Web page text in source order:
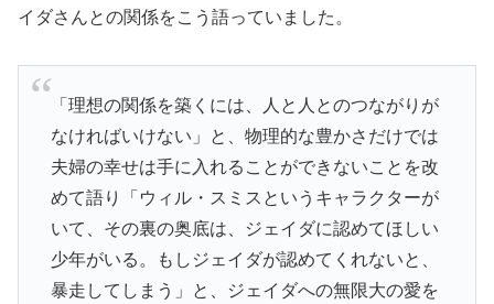
イダさんとの関係をこう語っていました。
「理想の関係を築くには、人と人とのつながりが
なければいけない」と、物理的な豊かさだけでは
夫婦の幸せは手に入れることができないことを改
めて語り「ウィル・スミスというキャラクターが
いて、その裏の奥底は、ジェイダに認めてほしい
少年がいる。もしジェイダが認めてくれないと、
暴走してしまう」と、ジェイダへの無限大の愛を